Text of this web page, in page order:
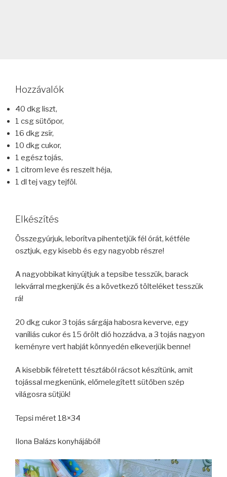
Hozzávalók
40 dkg liszt,
1 csg sütőpor,
16 dkg zsír,
10 dkg cukor,
1 egész tojás,
1 citrom leve és reszelt héja,
1 dl tej vagy tejföl.
Elkészítés
Összegyúrjuk, leborítva pihentetjük fél órát, kétféle
osztjuk, egy kisebb és egy nagyobb részre!
A nagyobbikat kinyújtjuk a tepsibe tesszük, barack
lekvárral megkenjük és a következő tölteléket tesszük
rá!
20 dkg cukor 3 tojás sárgája habosra keverve, egy
vaníliás cukor és 15 őrölt dió hozzádva, a 3 tojás nagyon
keményre vert habját könnyedén elkeverjük benne!
A kisebbik félretett tésztából rácsot készítünk, amit
tojással megkenünk, előmelegített sütőben szép
világosra sütjük!
Tepsi méret 18×34
Ilona Balázs konyhájából!